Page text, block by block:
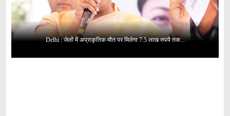
Delhi : जेलों में अप्राकृतिक मौत पर मिलेगा 7.5 लाख रुपये तक...